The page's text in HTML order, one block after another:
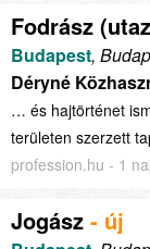
Fodrász
Budapest,
Déryné
… és hajtörténet
területen szerzett
profession.hu - 1
Jogász - új